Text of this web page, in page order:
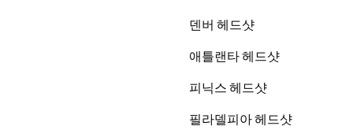
덴버 헤드샷
애틀랜타 헤드샷
피닉스 헤드샷
필라델피아 헤드샷